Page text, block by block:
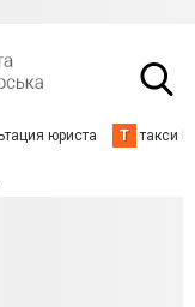
юриста Т такси